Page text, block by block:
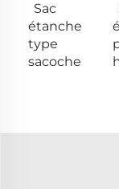
Sac
étanche
type
sacoche